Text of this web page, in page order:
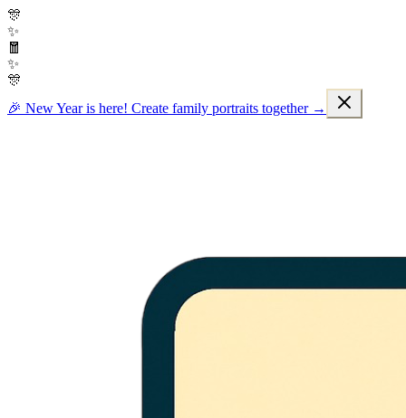
🎊
✨
🧧
✨
🎊
🎉 New Year is here! Create family portraits together →